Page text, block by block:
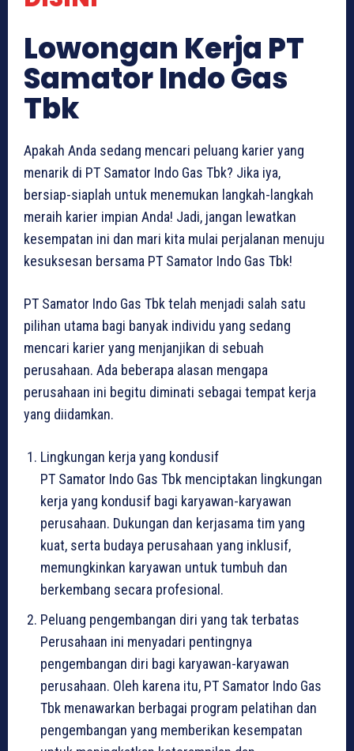
Lowongan Kerja PT
Samator Indo Gas
Tbk
Apakah Anda sedang mencari peluang karier yang
menarik di PT Samator Indo Gas Tbk? Jika iya,
bersiap-siaplah untuk menemukan langkah-langkah
meraih karier impian Anda! Jadi, jangan lewatkan
kesempatan ini dan mari kita mulai perjalanan menuju
kesuksesan bersama PT Samator Indo Gas Tbk!
PT Samator Indo Gas Tbk telah menjadi salah satu
pilihan utama bagi banyak individu yang sedang
mencari karier yang menjanjikan di sebuah
perusahaan. Ada beberapa alasan mengapa
perusahaan ini begitu diminati sebagai tempat kerja
yang diidamkan.
Lingkungan kerja yang kondusif
PT Samator Indo Gas Tbk menciptakan lingkungan
kerja yang kondusif bagi karyawan-karyawan
perusahaan. Dukungan dan kerjasama tim yang
kuat, serta budaya perusahaan yang inklusif,
memungkinkan karyawan untuk tumbuh dan
berkembang secara profesional.
Peluang pengembangan diri yang tak terbatas
Perusahaan ini menyadari pentingnya
pengembangan diri bagi karyawan-karyawan
perusahaan. Oleh karena itu, PT Samator Indo Gas
Tbk menawarkan berbagai program pelatihan dan
pengembangan yang memberikan kesempatan